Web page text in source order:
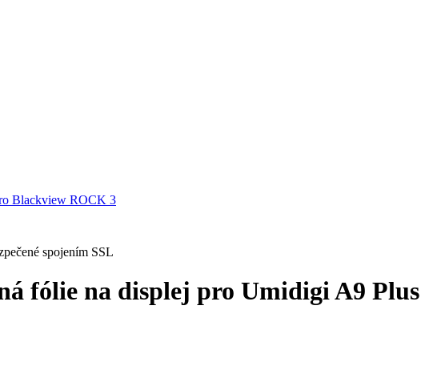
Blackview ROCK 3
fólie na displej pro Umidigi A9 Plus